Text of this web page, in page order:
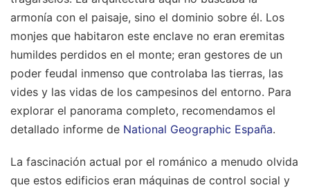
armonía con el paisaje, sino el dominio sobre él. Los
monjes que habitaron este enclave no eran eremitas
humildes perdidos en el monte; eran gestores de un
poder feudal inmenso que controlaba las tierras, las
vides y las vidas de los campesinos del entorno. Para
explorar el panorama completo, recomendamos el
detallado informe de National Geographic España.
La fascinación actual por el románico a menudo olvida
que estos edificios eran máquinas de control social y